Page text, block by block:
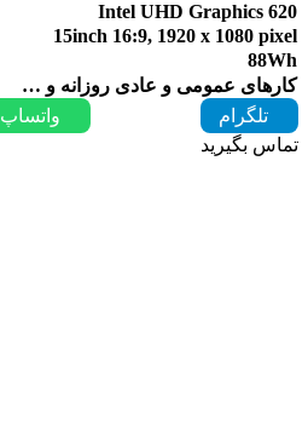
Intel UHD Graphics 620
15inch 16:9, 1920 x 1080 pixel
88Wh
کارهای عمومی و عادی روزانه و …
تلگرام
واتساپ
تماس بگیرید